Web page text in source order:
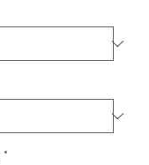
*